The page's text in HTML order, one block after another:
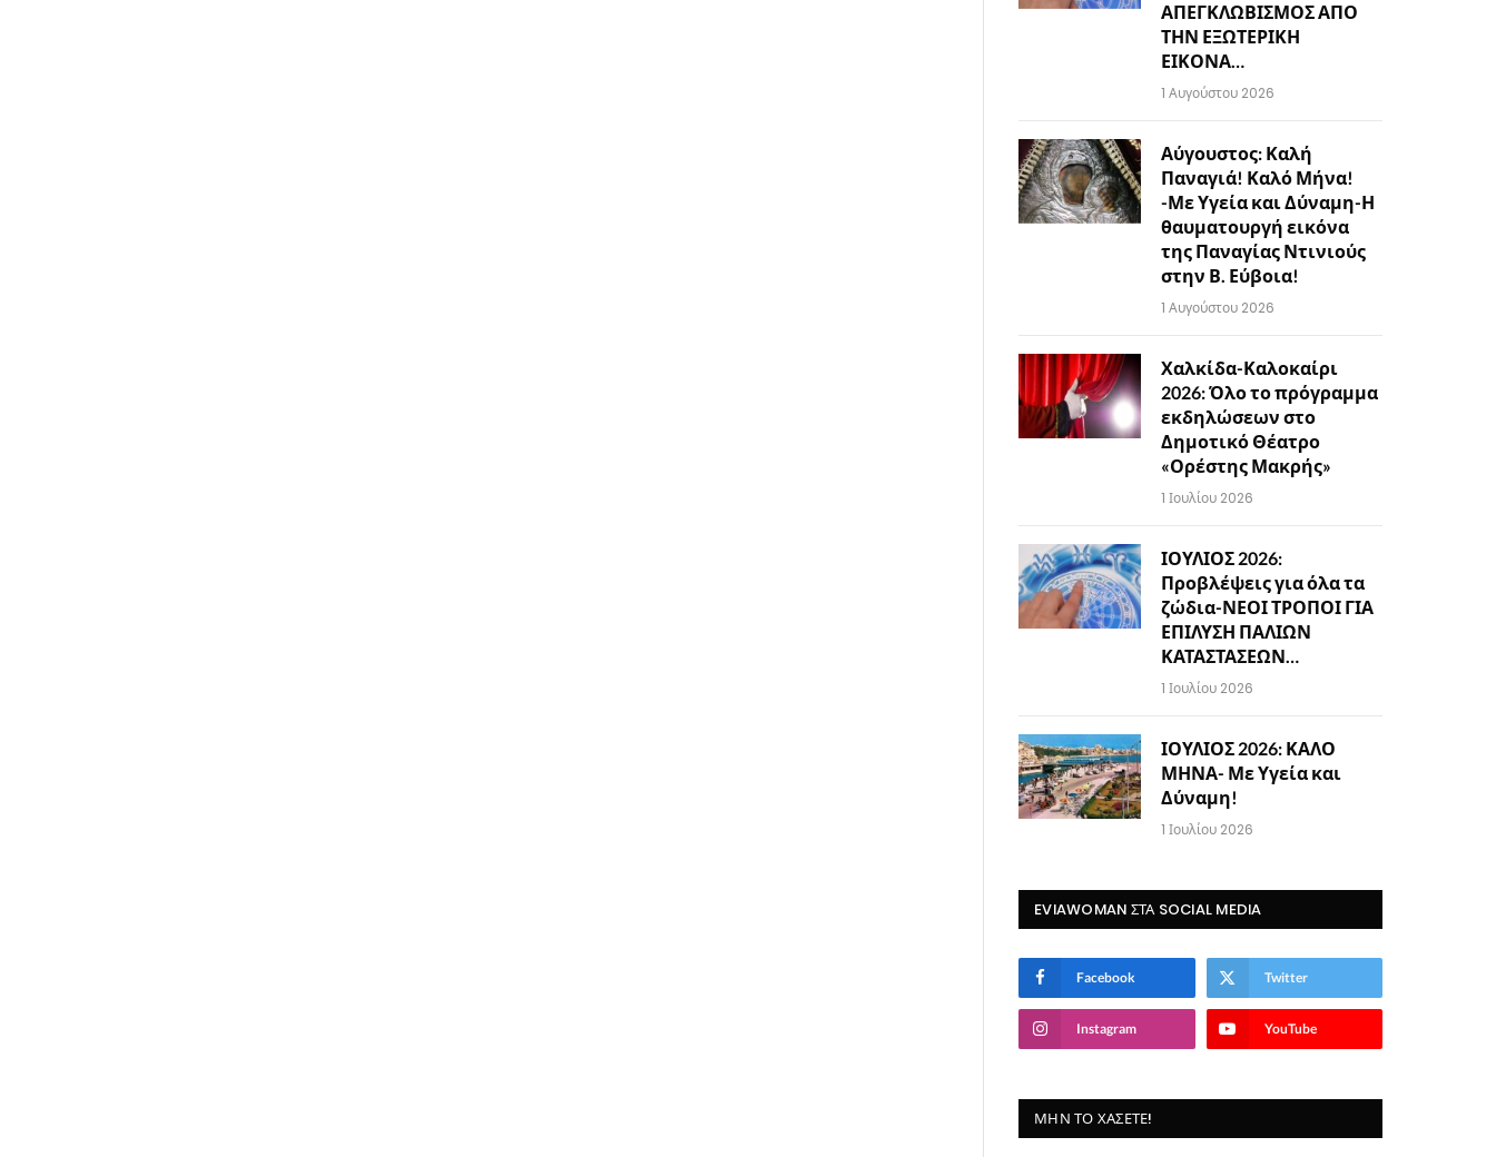
ΑΠΕΓΚΛΩΒΙΣΜΟΣ ΑΠΟ
ΤΗΝ ΕΞΩΤΕΡΙΚΗ
ΕΙΚΟΝΑ…
1 Αυγούστου 2026
Αύγουστος: Καλή
Παναγιά! Καλό Μήνα!
-Με Υγεία και Δύναμη-Η
θαυματουργή εικόνα
της Παναγίας Ντινιούς
στην Β. Εύβοια!
1 Αυγούστου 2026
Χαλκίδα-Καλοκαίρι
2026: Όλο το πρόγραμμα
εκδηλώσεων στο
Δημοτικό Θέατρο
«Ορέστης Μακρής»
1 Ιουλίου 2026
ΙΟΥΛΙΟΣ 2026:
Προβλέψεις για όλα τα
ζώδια-ΝΕΟΙ ΤΡΟΠΟΙ ΓΙΑ
ΕΠΙΛΥΣΗ ΠΑΛΙΩΝ
ΚΑΤΑΣΤΑΣΕΩΝ…
1 Ιουλίου 2026
ΙΟΥΛΙΟΣ 2026: ΚΑΛΟ
ΜΗΝΑ- Με Υγεία και
Δύναμη!
1 Ιουλίου 2026
EVIAWOMAN ΣΤΑ SOCIAL MEDIA
Facebook Twitter
Instagram YouTube
ΜΗΝ ΤΟ ΧΆΣΕΤΕ!